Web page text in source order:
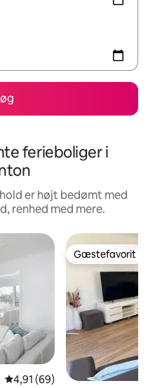
ferieboliger i
er højt bedømt med
renhed med mere.
4,91 ud af 5 i gennemsnitlig
4,91 (69)
Gæstefavorit
Gæstefavorit